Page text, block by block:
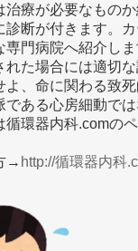
治療が必要なもの
診断が付きます。
専門病院へ紹介し
れた場合には適切
よ、命に関わる致
である心房細動で
環器内科.comの
→ http://循環器内科